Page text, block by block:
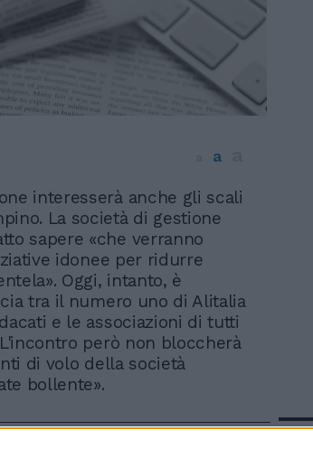
a
interesserà anche gli scali
La società di gestione
sapere «che verranno
idonee per ridurre
Oggi, intanto, è
tra il numero uno di Alitalia
e le associazioni di tutti
però non bloccherà
di volo della società
bollente».
In